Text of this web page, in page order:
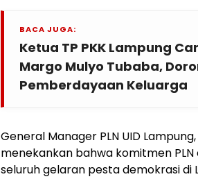
BACA JUGA:
Ketua TP PKK Lampung
Margo Mulyo Tubaba,
Pemberdayaan Keluarga
General Manager PLN UID
menekankan bahwa komitmen
seluruh gelaran pesta demokrasi di